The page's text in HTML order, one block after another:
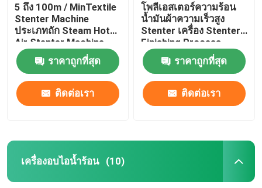
5 ถึง 100m / MinTextile
Stenter Machine
ประเภทถัก Steam Hot
Air Stenter Machine
ราคาถูกที่สุด
ติดต่อเรา
โพลีเอสเตอร์ความร้อน
น้ำมันผ้าความเร็วสูง
Stenter เครื่อง Stenter
Finishing Process
ราคาถูกที่สุด
ติดต่อเรา
เครื่องอบไอน้ำร้อน (10)